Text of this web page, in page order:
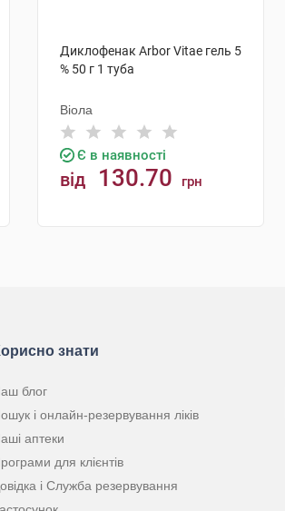
Диклофенак Arbor Vitae гель 5
% 50 г 1 туба
Віола
Є в наявності
від 130.70 грн
знати
блог
і онлайн-резервування ліків
аптеки
для клієнтів
і Служба резервування